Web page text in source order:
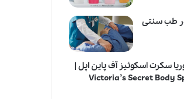
طب سنتی
سکرت اسکوئیز آف پاین اپل |
Victoria’s Secret Body